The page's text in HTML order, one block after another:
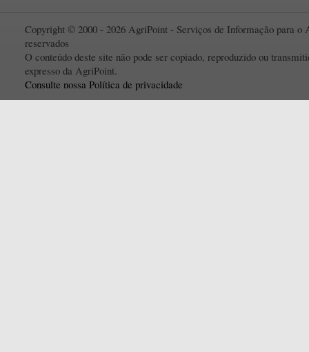
Copyright © 2000 - 2026 AgriPoint - Serviços de Informação para o
reservados
O conteúdo deste site não pode ser copiado, reproduzido ou
expresso da AgriPoint.
Consulte nossa Política de privacidade